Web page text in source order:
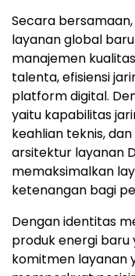
Secara
layanan global
manajemen
talenta, efisiensi
platform digital.
yaitu kapabilitas
keahlian teknis,
arsitektur layanan
memaksimalkan
ketenangan bagi
Dengan identitas
produk energi
komitmen layanan